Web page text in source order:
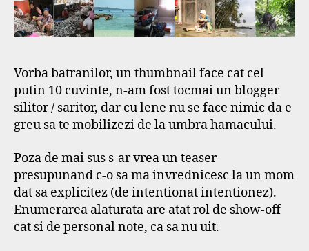
Vorba batranilor, un thumbnail face cat cel
putin 10 cuvinte, n-am fost tocmai un blogger
silitor / saritor, dar cu lene nu se face nimic da e
greu sa te mobilizezi de la umbra hamacului.
Poza de mai sus s-ar vrea un teaser
presupunand c-o sa ma invrednicesc la un mom
dat sa explicitez (de intentionat intentionez).
Enumerarea alaturata are atat rol de show-off
cat si de personal note, ca sa nu uit.